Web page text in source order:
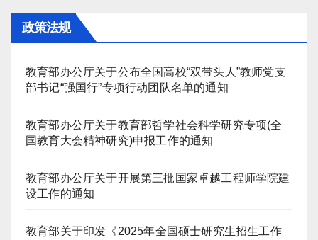
政策法规
教育部办公厅关于公布全国高校“双带头人”教师党支
部书记“强国行”专项行动团队名单的通知
教育部办公厅关于教育部哲学社会科学研究专项(全
国教育大会精神研究)申报工作的通知
教育部办公厅关于开展第三批国家卓越工程师学院建
设工作的通知
教育部关于印发《2025年全国硕士研究生招生工作